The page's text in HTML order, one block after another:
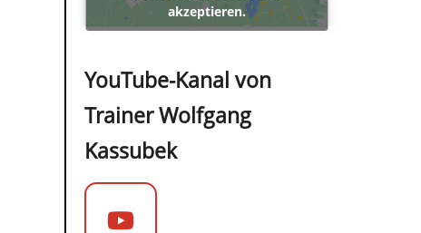
akzeptieren.
YouTube-Kanal von
Trainer Wolfgang
Kassubek